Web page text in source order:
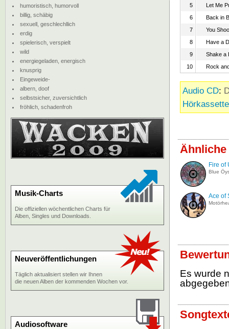
5
Let Me
6
Back in
7
You
8
Have a
9
Shake a
10
Rock
Audio CD:
Hörkassette
Ähnliche
Fire of
Blue
Ace of
Es wurde
humoristisch, humorvoll
billig, schäbig
sexuell, geschlechllich
erdig
spielerisch, verspielt
wild
energiegeladen, energisch
knusprig
Eingeweide-
albern, doof
selbstsicher, zuversichtlich
fröhlich, schadenfroh
Musik-Charts
Die offiziellen wöchentlichen Charts für
Alben, Singles und Downloads.
Neuveröffentlichungen
Täglich aktualisiert stellen wir Ihnen
die neuen Alben der kommenden Wochen vor.
Audiosoftware